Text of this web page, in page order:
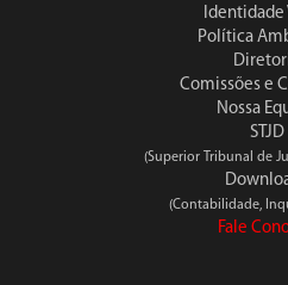
Identidade
Política
Comissões e
Nossa
STJD
(Superior Tribunal de
(Contabilidade,
Fale